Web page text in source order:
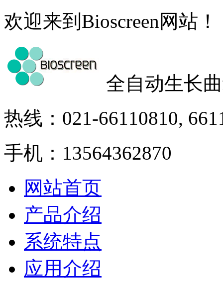
欢迎来到Bioscreen网站！
全自动生长
热线：021-66110810,
手机：13564362870
网站首页
产品介绍
系统特点
应用介绍